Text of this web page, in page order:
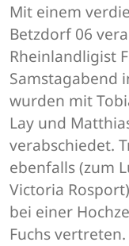
Mit einem
Betzdorf 06
Rheinlandligist
Samstagabend
wurden mit
Lay und
verabschiedet.
ebenfalls (zum
Victoria
bei einer
Fuchs vertreten.